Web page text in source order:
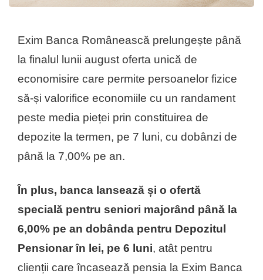
Exim Banca Românească prelungește până
la finalul lunii august oferta unică de
economisire care permite persoanelor fizice
să-și valorifice economiile cu un randament
peste media pieței prin constituirea de
depozite la termen, pe 7 luni, cu dobânzi de
până la 7,00% pe an.
În plus, banca lansează și o ofertă
specială pentru seniori majorând până la
6,00% pe an dobânda pentru Depozitul
Pensionar în lei, pe 6 luni, atât pentru
clienții care încasează pensia la Exim Banca